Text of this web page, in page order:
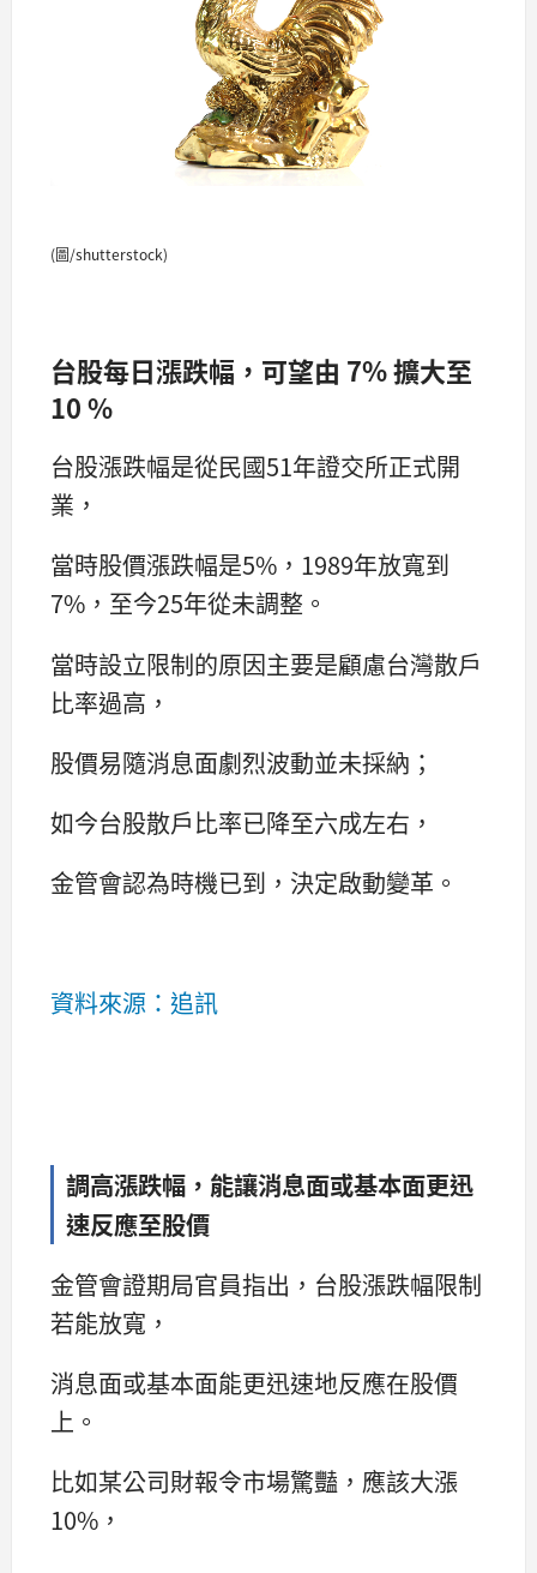
(圖/shutterstock)
台股每日漲跌幅，可望由 7% 擴大至
10 %
台股漲跌幅是從民國51年證交所正式開
業，
當時股價漲跌幅是5%，1989年放寬到
7%，至今25年從未調整。
當時設立限制的原因主要是顧慮台灣散戶
比率過高，
股價易隨消息面劇烈波動並未採納；
如今台股散戶比率已降至六成左右，
金管會認為時機已到，決定啟動變革。
資料來源：追訊
調高漲跌幅，能讓消息面或基本面更迅
速反應至股價
金管會證期局官員指出，台股漲跌幅限制
若能放寬，
消息面或基本面能更迅速地反應在股價
上。
比如某公司財報令市場驚豔，應該大漲
10%，